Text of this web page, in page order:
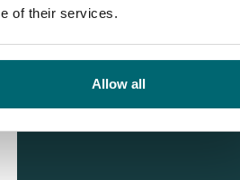
of their services.
Allow all